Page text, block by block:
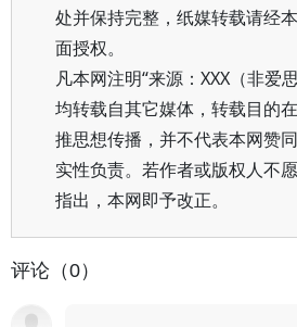
处并保持完整，纸媒转载请经
面授权。
凡本网注明“来源：XXX（非爱
均转载自其它媒体，转载目的
推思想传播，并不代表本网赞
实性负责。若作者或版权人不
指出，本网即予改正。
评论（0）